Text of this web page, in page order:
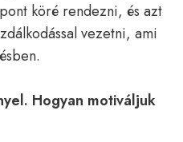
köré rendezni, és azt
vezetni, ami
Hogyan motiváljuk